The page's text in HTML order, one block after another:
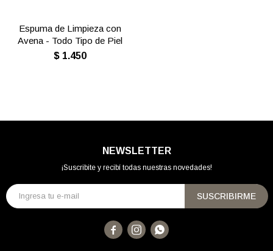
Espuma de Limpieza con
Avena - Todo Tipo de Piel
$ 1.450
NEWSLETTER
¡Suscribite y recibí todas nuestras novedades!
SUSCRIBIRME
  